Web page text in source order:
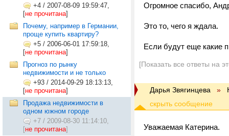
+4 / 2007-08-09 19:59:47,
[не прочитана]
Почему, например в Германии,
проще купить квартиру?
+5 / 2006-06-01 17:59:18,
[не прочитана]
Прогноз по рынку
недвижимости и не только
+93 / 2014-09-29 18:13:13,
[не прочитана]
Продажа недвижимости в
одном южном городе
+7 / 2009-08-30 11:14:10,
[не прочитана]
Огромное спасибо,
Это то, чего я ждала.
Если будут еще какие
[Показать все ответы на
Дарья Звягинцева »
Уважаемая Катерина.